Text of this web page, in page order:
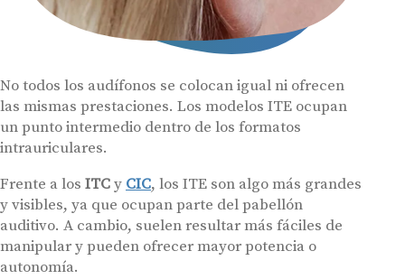
No todos los audífonos se colocan igual ni ofrecen
las mismas prestaciones. Los modelos ITE ocupan
un punto intermedio dentro de los formatos
intrauriculares.
Frente a los ITCy CIC, los ITE son algo más grandes
y visibles, ya que ocupan parte del pabellón
auditivo. A cambio, suelen resultar más fáciles de
manipular y pueden ofrecer mayor potencia o
autonomía.